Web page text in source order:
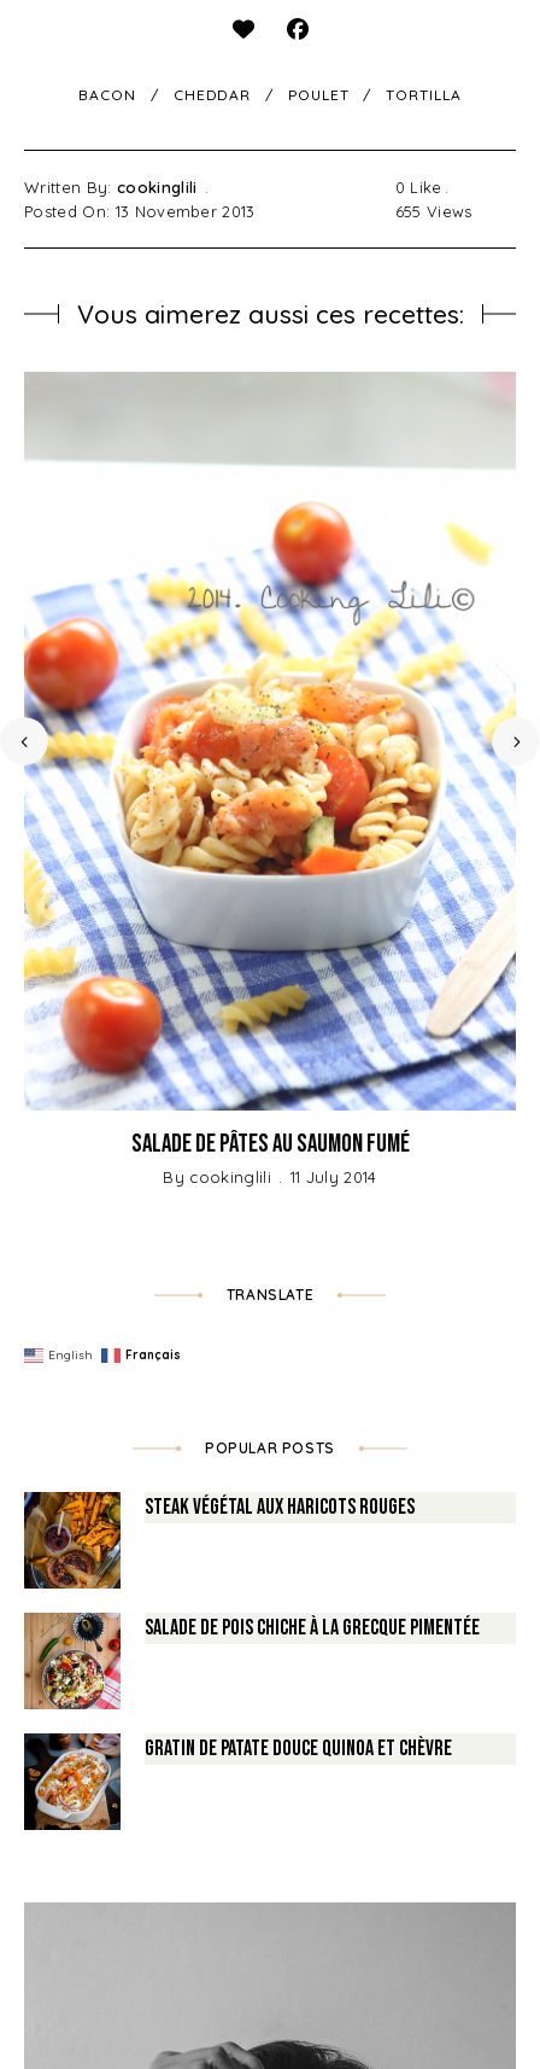
BACON CHEDDAR POULET TORTILLA
Written By: cookinglili
Posted On: 13 November 2013
0 Like
655 Views
Vous aimerez aussi ces recettes:
Salade de pâtes au Saumon fumé
By cookinglili 11 July 2014
TRANSLATE
English Français
POPULAR POSTS
Steak végétal aux haricots rouges
Salade de Pois chiche à la Grecque pimentée
Gratin de Patate douce Quinoa et Chèvre